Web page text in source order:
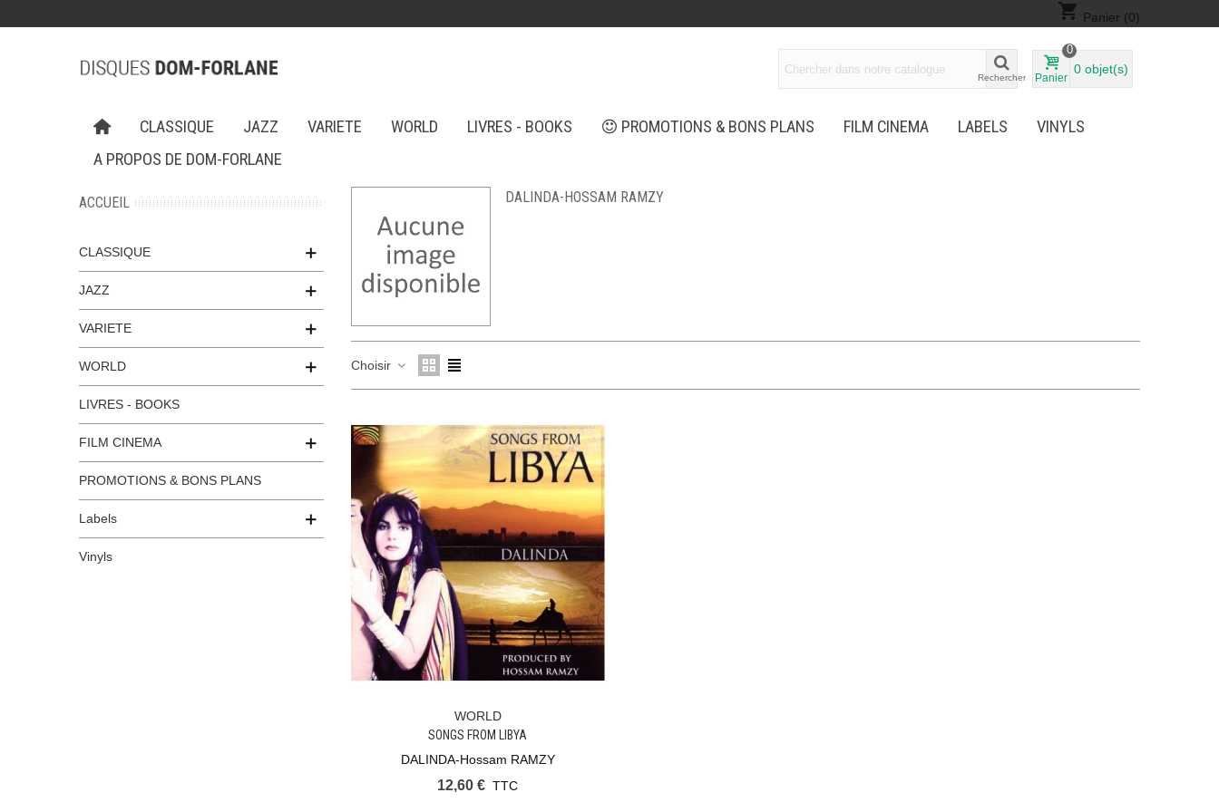
shopping_cart Panier (0)
Rechercher Panier
0
0 objet(s)
CLASSIQUE JAZZ VARIETE WORLD LIVRES - BOOKS PROMOTIONS & BONS PLANS FILM CINEMA LABELS
VINYLS
A PROPOS DE DOM-FORLANE
ACCUEIL
CLASSIQUE
JAZZ
VARIETE
WORLD
LIVRES - BOOKS
FILM CINEMA
PROMOTIONS & BONS PLANS
Labels
Vinyls
DALINDA-HOSSAM RAMZY
Choisir
Ajouter Au Panier
WORLD
SONGS FROM LIBYA
DALINDA-Hossam RAMZY
12,60 € TTC